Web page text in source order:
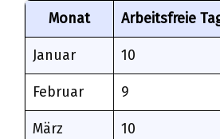
Monat Arbeitsfreie
Januar 10
Februar 9
März 10